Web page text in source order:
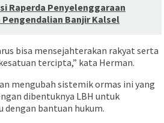
Raperda Penyelenggaraan
Banjir Kalsel
bisa mensejahterakan rakyat serta
tercipta,” kata Herman.
mengubah sistemik ormas ini yang
dibentuknya LBH untuk
dengan bantuan hukum.